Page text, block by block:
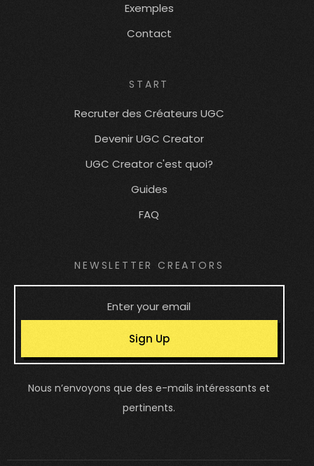
Exemples
Contact
START
Recruter des Créateurs UGC
Devenir UGC Creator
UGC Creator c'est quoi?
Guides
FAQ
NEWSLETTER CREATORS
Sign Up
Nous n’envoyons que des e-mails intéressants et
pertinents.